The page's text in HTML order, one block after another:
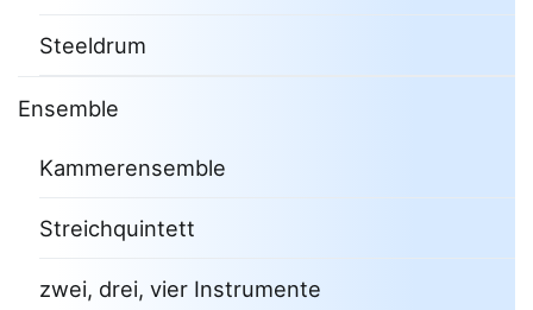
Steeldrum
Ensemble
Kammerensemble
Streichquintett
zwei, drei, vier Instrumente